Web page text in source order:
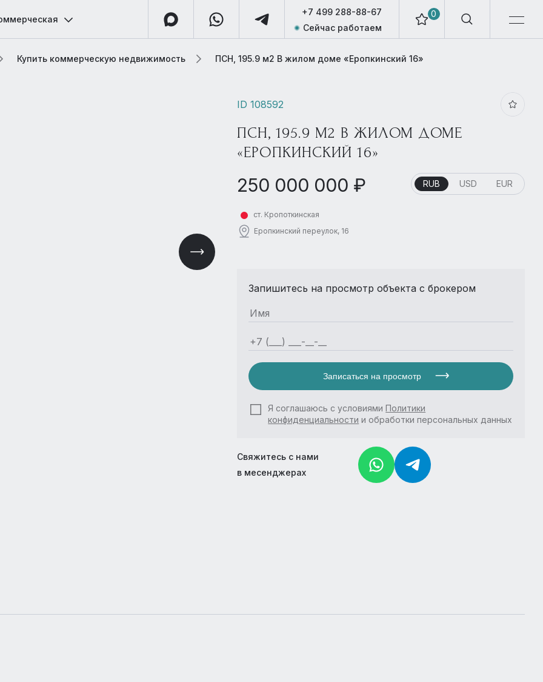
0
+7 499 288-88-67
Сейчас работаем
Купить коммерческую недвижимость ПСН, 195.9 м2 В жилом доме «Еропкинский 16»
ID 108592
ПСН, 195.9 М2 В ЖИЛОМ ДОМЕ
«ЕРОПКИНСКИЙ 16»
250 000 000 ₽ RUB USD EUR
ст. Кропоткинская
Еропкинский переулок, 16
Запишитесь на просмотр объекта с брокером
Записаться на просмотр
Я соглашаюсь с условиямиПолитики
конфиденциальности и обработки персональных данных
Свяжитесь с нами
в месенджерах